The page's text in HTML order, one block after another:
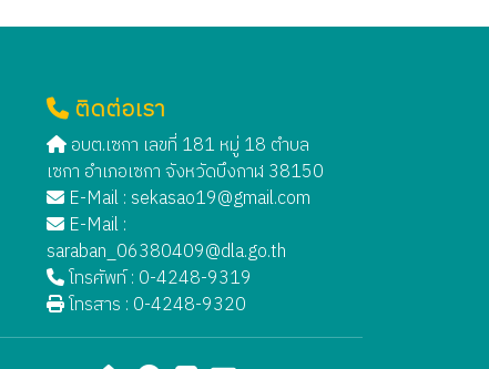
ติดต่อเรา
อบต.เซกา เลขที่ 181 หมู่ 18 ตำบล
เซกา อำเภอเซกา จังหวัดบึงกาฬ 38150
E-Mail : sekasao19@gmail.com
E-Mail :
saraban_06380409@dla.go.th
โทรศัพท์ : 0-4248-9319
โทรสาร : 0-4248-9320